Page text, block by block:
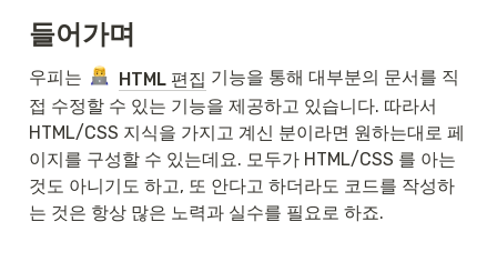
들어가며
우피는 HTML 편집 기능을 통해 대부분의 문서를 직
접 수정할 수 있는 기능을 제공하고 있습니다. 따라서
HTML/CSS 지식을 가지고 계신 분이라면 원하는대로 페
이지를 구성할 수 있는데요. 모두가 HTML/CSS 를 아는
것도 아니기도 하고, 또 안다고 하더라도 코드를 작성하
는 것은 항상 많은 노력과 실수를 필요로 하죠.